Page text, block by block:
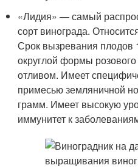
«Лидия» — самый
сорт винограда.
Срок вызревания
округлой формы
отливом. Имеет
примесью земляничной
грамм. Имеет высокую
иммунитет к